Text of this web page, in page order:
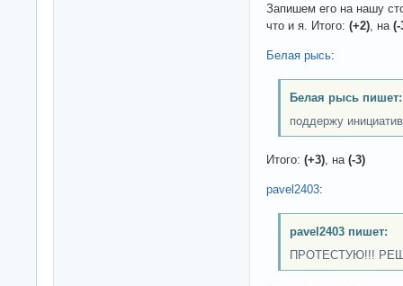
Запишем его на нашу
что и я. Итого: (+2), на (-
Белая рысь:
Белая рысь пишет:
поддержу
Итого: (+3), на (-3)
pavel2403:
pavel2403 пишет:
ПРОТЕСТУЮ!!!